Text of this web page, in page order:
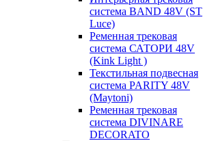
система BAND 48V (ST
Luce)
Ременная трековая
система САТОРИ 48V
(Kink Light )
Текстильная подвесная
система PARITY 48V
(Maytoni)
Ременная трековая
система DIVINARE
DECORATO